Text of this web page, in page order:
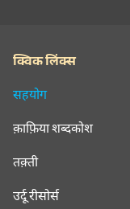
क्विक लिंक्स
सहयोग
क़ाफ़िया शब्दकोश
तक़्ती
उर्दू रीसोर्स